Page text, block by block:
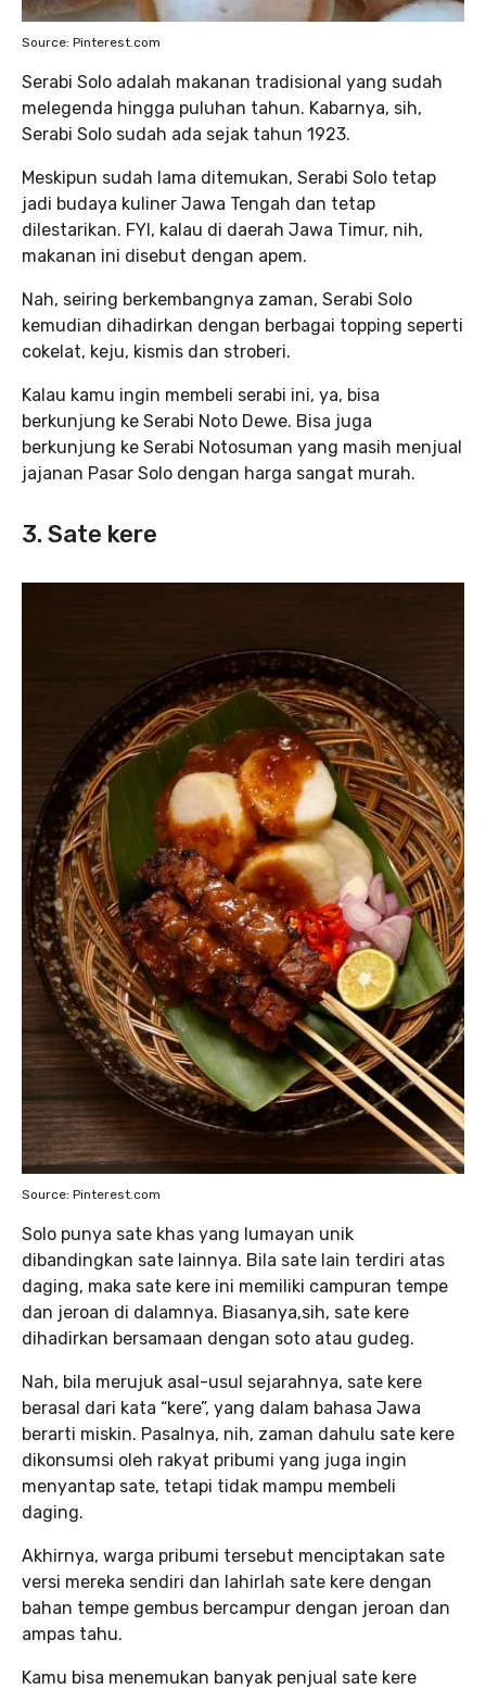
Source: Pinterest.com
Serabi Solo adalah makanan tradisional yang sudah
melegenda hingga puluhan tahun. Kabarnya, sih,
Serabi Solo sudah ada sejak tahun 1923.
Meskipun sudah lama ditemukan, Serabi Solo tetap
jadi budaya kuliner Jawa Tengah dan tetap
dilestarikan. FYI, kalau di daerah Jawa Timur, nih,
makanan ini disebut dengan apem.
Nah, seiring berkembangnya zaman, Serabi Solo
kemudian dihadirkan dengan berbagai topping seperti
cokelat, keju, kismis dan stroberi.
Kalau kamu ingin membeli serabi ini, ya, bisa
berkunjung ke Serabi Noto Dewe. Bisa juga
berkunjung ke Serabi Notosuman yang masih menjual
jajanan Pasar Solo dengan harga sangat murah.
3. Sate kere
Source: Pinterest.com
Solo punya sate khas yang lumayan unik
dibandingkan sate lainnya. Bila sate lain terdiri atas
daging, maka sate kere ini memiliki campuran tempe
dan jeroan di dalamnya. Biasanya,sih, sate kere
dihadirkan bersamaan dengan soto atau gudeg.
Nah, bila merujuk asal-usul sejarahnya, sate kere
berasal dari kata “kere”, yang dalam bahasa Jawa
berarti miskin. Pasalnya, nih, zaman dahulu sate kere
dikonsumsi oleh rakyat pribumi yang juga ingin
menyantap sate, tetapi tidak mampu membeli
daging.
Akhirnya, warga pribumi tersebut menciptakan sate
versi mereka sendiri dan lahirlah sate kere dengan
bahan tempe gembus bercampur dengan jeroan dan
ampas tahu.
Kamu bisa menemukan banyak penjual sate kere